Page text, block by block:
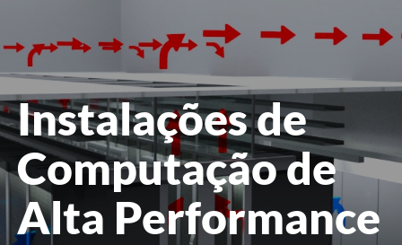
Instalações de
Computação de
Alta Performance